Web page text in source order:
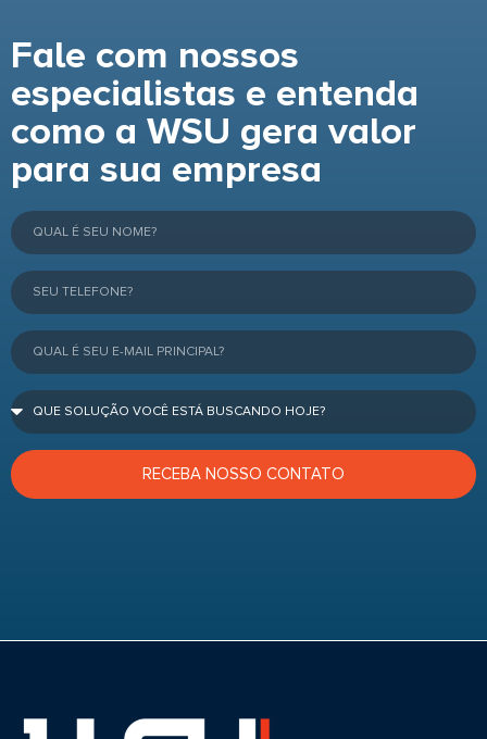
Fale com nossos
especialistas e entenda
como a WSU gera valor
para sua empresa
RECEBA NOSSO CONTATO